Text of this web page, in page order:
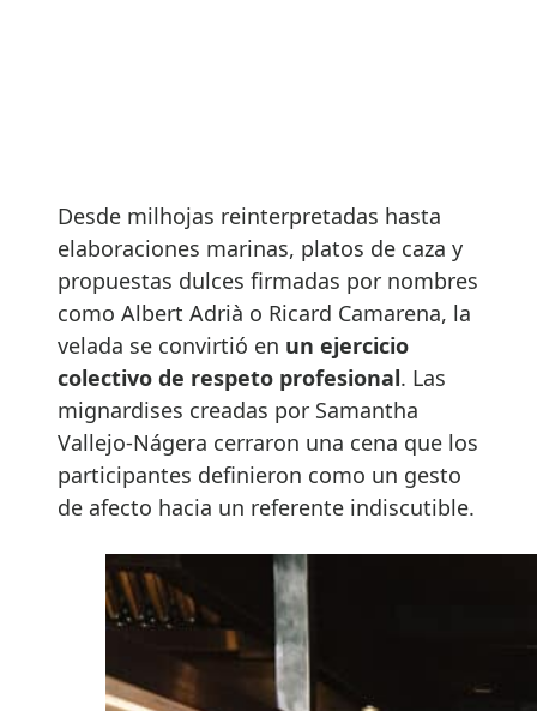
Desde milhojas reinterpretadas hasta
elaboraciones marinas, platos de caza y
propuestas dulces firmadas por nombres
como Albert Adrià o Ricard Camarena, la
velada se convirtió en un ejercicio
colectivo de respeto profesional. Las
mignardises creadas por Samantha
Vallejo-Nágera cerraron una cena que los
participantes definieron como un gesto
de afecto hacia un referente indiscutible.